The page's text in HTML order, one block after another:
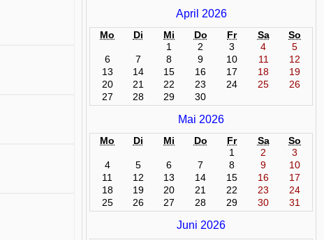
April 2026
Mo Di Mi Do Fr Sa
So
1
2 3 4
5
6
7 8 9 10 11
12
13
14 15 16 17 18
19
20
21 22 23 24 25
26
27
28 29 30
Mai 2026
Mo Di Mi Do Fr Sa
So
1
2
3
4
5 6 7 8 9
10
11
12 13 14 15 16
17
18
19 20 21 22 23
24
25
26 27 28 29 30 31
Juni 2026